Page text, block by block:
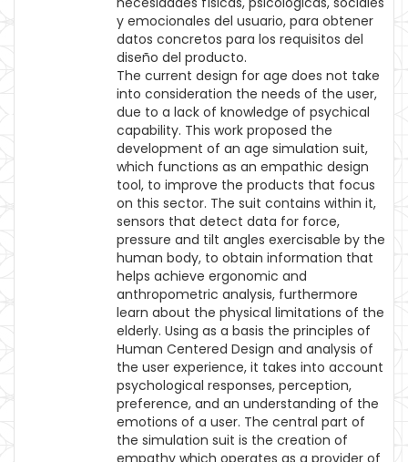
y emocionales del usuario, para obtener
datos concretos para los requisitos del
diseño del producto.
The current design for age does not take
into consideration the needs of the user,
due to a lack of knowledge of psychical
capability. This work proposed the
development of an age simulation suit,
which functions as an empathic design
tool, to improve the products that focus
on this sector. The suit contains within it,
sensors that detect data for force,
pressure and tilt angles exercisable by the
human body, to obtain information that
helps achieve ergonomic and
anthropometric analysis, furthermore
learn about the physical limitations of the
elderly. Using as a basis the principles of
Human Centered Design and analysis of
the user experience, it takes into account
psychological responses, perception,
preference, and an understanding of the
emotions of a user. The central part of
the simulation suit is the creation of
empathy which operates as a provider of